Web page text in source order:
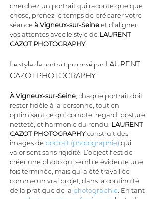
cherchez un portrait qui raconte quelque
chose, prenez le temps de préparer votre
séance à Vigneux-sur-Seine et d’aligner
vos attentes avec le style de LAURENT
CAZOT PHOTOGRAPHY.
Le style de portrait proposé par LAURENT
CAZOT PHOTOGRAPHY
À Vigneux-sur-Seine , chaque portrait doit
rester fidèle à la personne, tout en
optimisant ce qui compte: regard, posture,
netteté, et harmonie du rendu. LAURENT
CAZOT PHOTOGRAPHY construit des
images de portrait (photographie) qui
valorisent sans rigidité. L’objectif est de
créer une photo qui semble évidente une
fois terminée, mais qui a été travaillée
comme un vrai projet, dans la continuité
de la pratique de la photographie . En tant